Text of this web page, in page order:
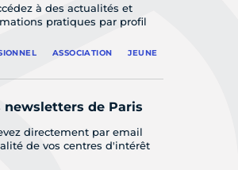
à des actualités et
pratiques par profil
ASSOCIATION JEUNE
newsletters de Paris
directement par email
de vos centres d'intérêt